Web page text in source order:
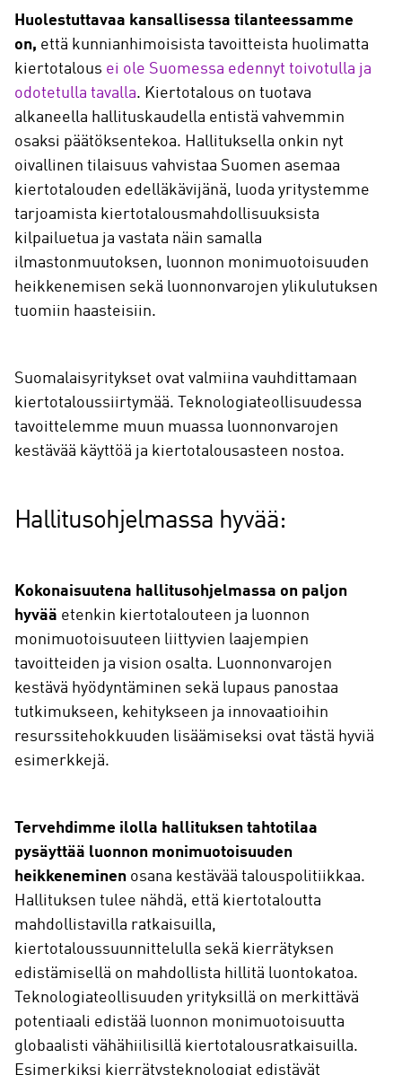
Huolestuttavaa kansallisessa tilanteessamme
on, että kunnianhimoisista tavoitteista huolimatta
kiertotalous ei ole Suomessa edennyt toivotulla ja
odotetulla tavalla. Kiertotalous on tuotava
alkaneella hallituskaudella entistä vahvemmin
osaksi päätöksentekoa. Hallituksella onkin nyt
oivallinen tilaisuus vahvistaa Suomen asemaa
kiertotalouden edelläkävijänä, luoda yritystemme
tarjoamista kiertotalousmahdollisuuksista
kilpailuetua ja vastata näin samalla
ilmastonmuutoksen, luonnon monimuotoisuuden
heikkenemisen sekä luonnonvarojen ylikulutuksen
tuomiin haasteisiin.
Suomalaisyritykset ovat valmiina vauhdittamaan
kiertotaloussiirtymää. Teknologiateollisuudessa
tavoittelemme muun muassa luonnonvarojen
kestävää käyttöä ja kiertotalousasteen nostoa.
Hallitusohjelmassa hyvää:
Kokonaisuutena hallitusohjelmassa on paljon
hyvää etenkin kiertotalouteen ja luonnon
monimuotoisuuteen liittyvien laajempien
tavoitteiden ja vision osalta. Luonnonvarojen
kestävä hyödyntäminen sekä lupaus panostaa
tutkimukseen, kehitykseen ja innovaatioihin
resurssitehokkuuden lisäämiseksi ovat tästä hyviä
esimerkkejä.
Tervehdimme ilolla hallituksen tahtotilaa
pysäyttää luonnon monimuotoisuuden
heikkeneminen osana kestävää talouspolitiikkaa.
Hallituksen tulee nähdä, että kiertotaloutta
mahdollistavilla ratkaisuilla,
kiertotaloussuunnittelulla sekä kierrätyksen
edistämisellä on mahdollista hillitä luontokatoa.
Teknologiateollisuuden yrityksillä on merkittävä
potentiaali edistää luonnon monimuotoisuutta
globaalisti vähähiilisillä kiertotalousratkaisuilla.
Esimerkiksi kierrätysteknologiat edistävät